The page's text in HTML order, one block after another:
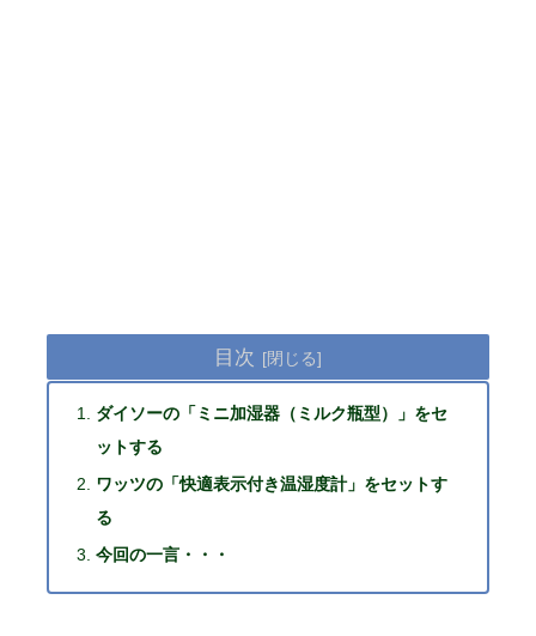
目次
ダイソーの「ミニ加湿器（ミルク瓶型）」をセ
ットする
ワッツの「快適表示付き温湿度計」をセットす
る
今回の一言・・・